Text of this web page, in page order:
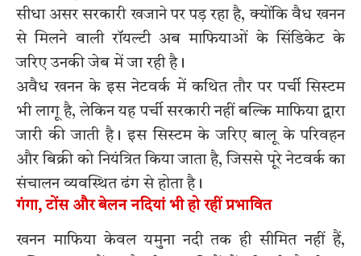
सीधा असर सरकारी खजाने पर पड़ रहा है, क्योंकि वैध खनन
से मिलने वाली रॉयल्टी अब माफियाओं के सिंडिकेट के
जरिए उनकी जेब में जा रही है।
अवैध खनन के इस नेटवर्क में कथित तौर पर पर्ची सिस्टम
भी लागू है, लेकिन यह पर्ची सरकारी नहीं बल्कि माफिया द्वारा
जारी की जाती है। इस सिस्टम के जरिए बालू के परिवहन
और बिक्री को नियंत्रित किया जाता है, जिससे पूरे नेटवर्क का
संचालन व्यवस्थित ढंग से होता है।
गंगा, टोंस और बेलन नदियां भी हो रहीं प्रभावित
खनन माफिया केवल यमुना नदी तक ही सीमित नहीं हैं,